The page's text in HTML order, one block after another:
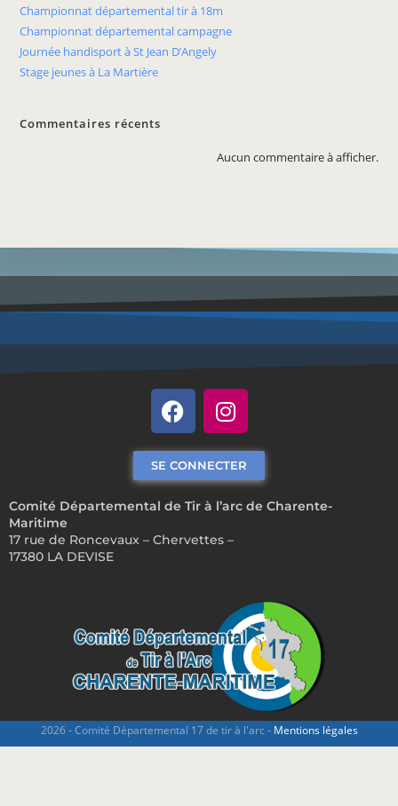
Championnat départemental tir à 18m
Championnat départemental campagne
Journée handisport à St Jean D’Angely
Stage jeunes à La Martière
Commentaires récents
Aucun commentaire à afficher.
Comité Départemental de Tir à l’arc de Charente-
Maritime
17 rue de Roncevaux – Chervettes –
17380 LA DEVISE
SE CONNECTER
2026 - Comité Départemental 17 de tir à l'arc - Mentions légales